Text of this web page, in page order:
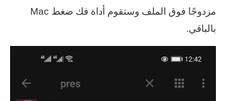
مزدوجًا فوق الملف وستقوم أداة فك ضغط Mac
بالباقي.